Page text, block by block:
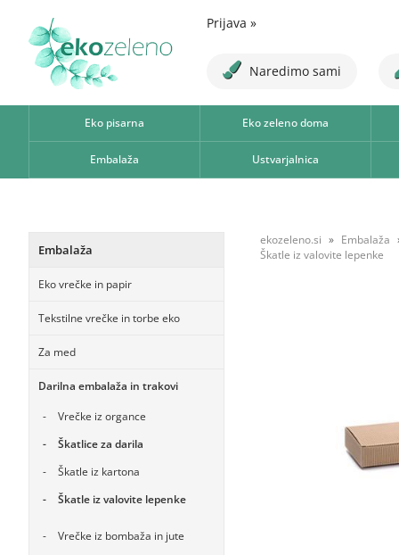
Prijava »
Naredimo sami
Eko pisarna Eko zeleno doma
Embalaža Ustvarjalnica
Embalaža
Eko vrečke in papir
Tekstilne vrečke in torbe eko
Za med
Darilna embalaža in trakovi
Vrečke iz organce
Škatlice za darila
Škatle iz kartona
Škatle iz valovite lepenke
Vrečke iz bombaža in jute
ekozeleno.si
Embalaža
Škatle iz valovite lepenke